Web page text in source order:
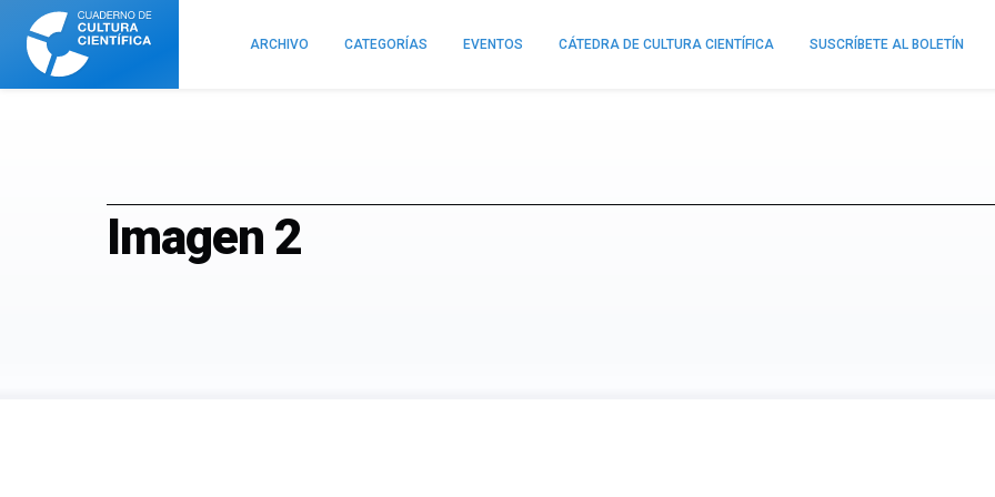
Cuaderno
Cultura
Científica
ARCHIVO CATEGORÍAS EVENTOS CÁTEDRA DE CULTURA CIENTÍFICA SUSCRÍBETE AL BOLETÍN
Imagen 2